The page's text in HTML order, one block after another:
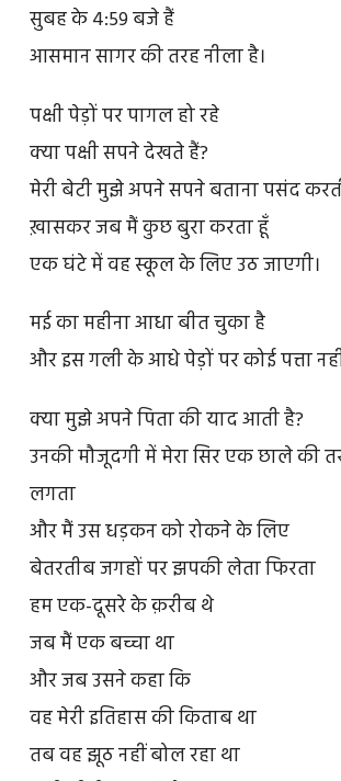
सुबह के 4:59 बजे हैं
आसमान सागर की तरह नीला है।
पक्षी पेड़ों पर पागल हो रहे
क्या पक्षी सपने देखते हैं?
मेरी बेटी मुझे अपने सपने बताना पसंद
ख़ासकर जब मैं कुछ बुरा करता हूँ
एक घंटे में वह स्कूल के लिए उठ जाएगी।
मई का महीना आधा बीत चुका है
और इस गली के आधे पेड़ों पर कोई पत्ता
क्या मुझे अपने पिता की याद आती है?
उनकी मौजूदगी में मेरा सिर एक छाले की
लगता
और मैं उस धड़कन को रोकने के लिए
बेतरतीब जगहों पर झपकी लेता फिरता
हम एक-दूसरे के क़रीब थे
जब मैं एक बच्चा था
और जब उसने कहा कि
वह मेरी इतिहास की किताब था
तब वह झूठ नहीं बोल रहा था